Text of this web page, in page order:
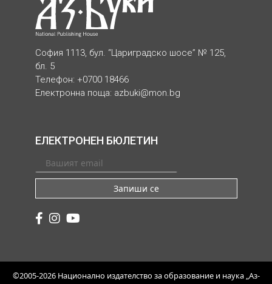
София 1113, бул. “Цариградско шосе” № 125,
бл. 5
Телефон: +0700 18466
Електронна поща: azbuki@mon.bg
ЕЛЕКТРОНЕН БЮЛЕТИН
Запиши се
©2005-2026 Национално издателство за образование и наука „Аз-